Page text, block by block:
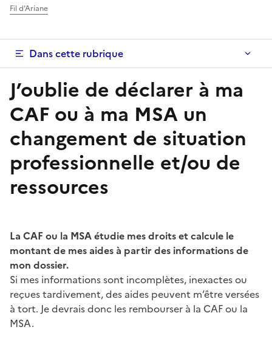
Fil d'Ariane
Dans cette rubrique
J’oublie de déclarer à ma
CAF ou à ma MSA un
changement de situation
professionnelle et/ou de
ressources
La CAF ou la MSA étudie mes droits et calcule le
montant de mes aides à partir des informations de
mon dossier.
Si mes informations sont incomplètes, inexactes ou
reçues tardivement, des aides peuvent m’être versées
à tort. Je devrais donc les rembourser à la CAF ou la
MSA.